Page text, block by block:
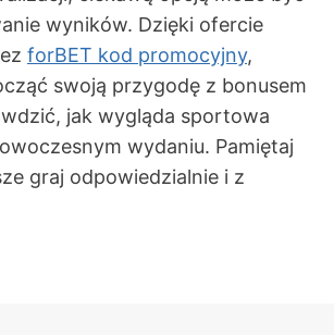
wyników. Dzięki ofercie
forBET kod promocyjny,
swoją przygodę z bonusem
jak wygląda sportowa
wydaniu. Pamiętaj
graj odpowiedzialnie i z